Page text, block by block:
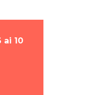
ai 10